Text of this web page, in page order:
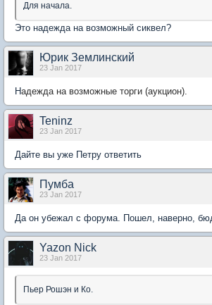
Для начала.
Это надежда на возможный сиквел?
Юрик Землинский
23 Jan 2017
Надежда на возможные торги (аукцион).
Teninz
23 Jan 2017
Дайте вы уже Петру ответить
Пумба
23 Jan 2017
Да он убежал с форума. Пошел, наверно,
Yazon Nick
23 Jan 2017
Пьер Рошэн и Ко.